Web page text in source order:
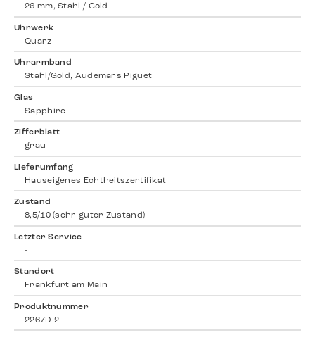
26 mm, Stahl / Gold
Uhrwerk
Quarz
Uhrarmband
Stahl/Gold, Audemars Piguet
Glas
Sapphire
Zifferblatt
grau
Lieferumfang
Hauseigenes Echtheitszertifikat
Zustand
8,5/10 (sehr guter Zustand)
Letzter Service
-
Standort
Frankfurt am Main
Produktnummer
2267D-2